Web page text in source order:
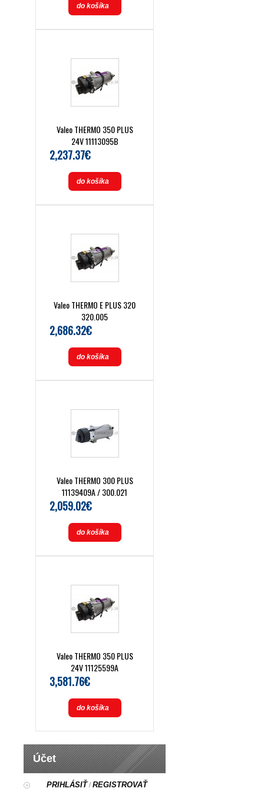
do košíka
Valeo THERMO 350 PLUS
24V 11113095B
2,237.37€
do košíka
Valeo THERMO E PLUS 320
320.005
2,686.32€
do košíka
Valeo THERMO 300 PLUS
11139409A / 300.021
2,059.02€
do košíka
Valeo THERMO 350 PLUS
24V 11125599A
3,581.76€
do košíka
Účet
PRIHLÁSIŤ/REGISTROVAŤ